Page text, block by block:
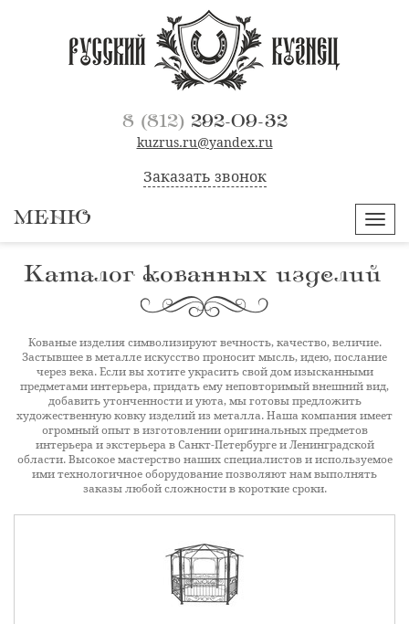
8 (812)292-09-32
kuzrus.ru@yandex.ru
Заказать звонок
МЕНЮ
Каталог кованных изделий
Кованые изделия символизируют вечность, качество, величие.
Застывшее в металле искусство проносит мысль, идею, послание
через века. Если вы хотите украсить свой дом изысканными
предметами интерьера, придать ему неповторимый внешний вид,
добавить утонченности и уюта, мы готовы предложить
художественную ковку изделий из металла. Наша компания имеет
огромный опыт в изготовлении оригинальных предметов
интерьера и экстерьера в Санкт-Петербурге и Ленинградской
области. Высокое мастерство наших специалистов и используемое
ими технологичное оборудование позволяют нам выполнять
заказы любой сложности в короткие сроки.